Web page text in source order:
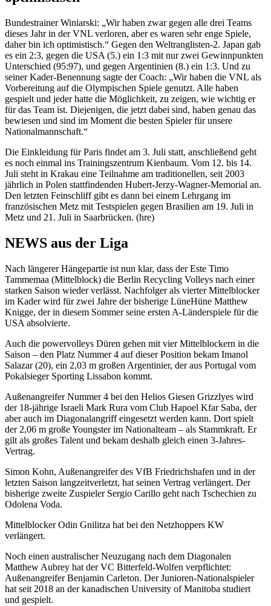
Bundestrainer Winiarski: „Wir haben zwar gegen alle drei Teams
dieses Jahr in der VNL verloren, aber es waren sehr enge Spiele,
daher bin ich optimistisch.“ Gegen den Weltranglisten-2. Japan gab
es ein 2:3, gegen die USA (5.) ein 1:3 mit nur zwei Gewinnpunkten
Unterschied (95:97), und gegen Argentinien (8.) ein 1:3. Und zu
seiner Kader-Benennung sagte der Coach: „Wir haben die VNL als
Vorbereitung auf die Olympischen Spiele genutzt. Alle haben
gespielt und jeder hatte die Möglichkeit, zu zeigen, wie wichtig er
für das Team ist. Diejenigen, die jetzt dabei sind, haben genau das
bewiesen und sind im Moment die besten Spieler für unsere
Nationalmannschaft.“
Die Einkleidung für Paris findet am 3. Juli statt, anschließend geht
es noch einmal ins Trainingszentrum Kienbaum. Vom 12. bis 14.
Juli steht in Krakau eine Teilnahme am traditionellen, seit 2003
jährlich in Polen stattfindenden Hubert-Jerzy-Wagner-Memorial an.
Den letzten Feinschliff gibt es dann bei einem Lehrgang im
französischen Metz mit Testspielen gegen Brasilien am 19. Juli in
Metz und 21. Juli in Saarbrücken. (hre)
NEWS aus der Liga
Nach längerer Hängepartie ist nun klar, dass der Este Timo
Tammemaa (Mittelblock) die Berlin Recycling Volleys nach einer
starken Saison wieder verlässt. Nachfolger als vierter Mittelblocker
im Kader wird für zwei Jahre der bisherige LüneHüne Matthew
Knigge, der in diesem Sommer seine ersten A-Länderspiele für die
USA absolvierte.
Auch die powervolleys Düren gehen mit vier Mittelblockern in die
Saison – den Platz Nummer 4 auf dieser Position bekam Imanol
Salazar (20), ein 2,03 m großen Argentinier, der aus Portugal vom
Pokalsieger Sporting Lissabon kommt.
Außenangreifer Nummer 4 bei den Helios Giesen Grizzlyes wird
der 18-jährige Israeli Mark Rura vom Club Hapoel Kfar Saba, der
aber auch im Diagonalangriff eingesetzt werden kann. Dort spielt
der 2,06 m große Youngster im Nationalteam – als Stammkraft. Er
gilt als großes Talent und bekam deshalb gleich einen 3-Jahres-
Vertrag.
Simon Kohn, Außenangreifer des VfB Friedrichshafen und in der
letzten Saison langzeitverletzt, hat seinen Vertrag verlängert. Der
bisherige zweite Zuspieler Sergio Carillo geht nach Tschechien zu
Odolena Voda.
Mittelblocker Odin Gnilitza hat bei den Netzhoppers KW
verlängert.
Noch einen australischer Neuzugang nach dem Diagonalen
Matthew Aubrey hat der VC Bitterfeld-Wolfen verpflichtet:
Außenangreifer Benjamin Carleton. Der Junioren-Nationalspieler
hat seit 2018 an der kanadischen University of Manitoba studiert
und gespielt.